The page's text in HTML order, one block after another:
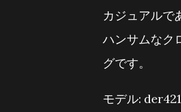
カジュアルで
ハンサムなク
グです。
モデル: